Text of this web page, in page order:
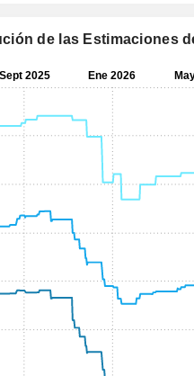
de las Estimaciones